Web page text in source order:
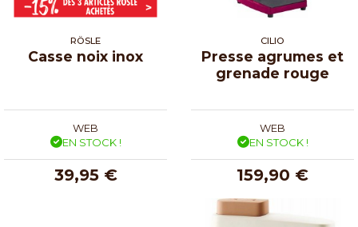
RÖSLE
Casse noix inox
WEB
EN STOCK !
39,95 €
CILIO
Presse agrumes et
grenade rouge
WEB
EN STOCK !
159,90 €